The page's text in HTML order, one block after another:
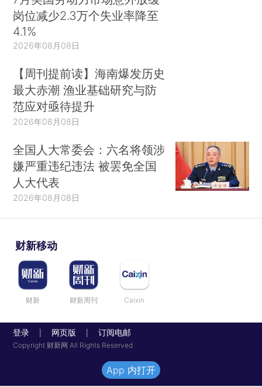
岗位减少2.3万个失业率降至
4.1%
2026年08月08日
【周刊提前读】海南爆发历史
最大赤潮 渔业基础研究与防
范应对亟待提升
2026年08月08日
全国人大常委会：六名将领涉
嫌严重违纪违法 被罢免全国
人大代表
2026年08月08日
财新移动
财新 财新周刊 Caixin
登录 网页版 订阅电邮
Copyright 财新网 All Rights Reserved
App 内打开